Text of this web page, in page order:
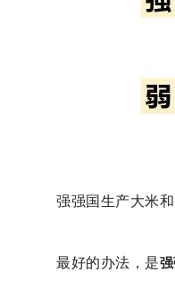
强强国生产大米
最好的办法，是